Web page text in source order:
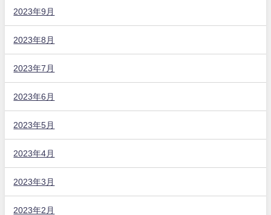
2023年9月
2023年8月
2023年7月
2023年6月
2023年5月
2023年4月
2023年3月
2023年2月